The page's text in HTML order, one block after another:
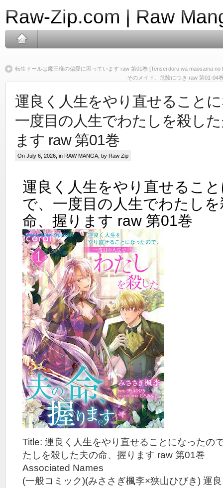
Raw-Zip.com | Raw
転生ドールは魔王様の偏愛に困っています raw 第01巻 [Tensei doru wa maosama no
そのメイド、危険につき raw 第01-04
運良く人生をやり直せること
一度目の人生でわたしを殺し
ます raw 第01巻
On July 6, 2026, in RAW MANGA , by Raw Zip
運良く人生をやり直せるこ
で、一度目の人生でわたし
命、握ります raw 第01巻
Title: 運良く人生をやり直せることになったの
たしを殺した夫の命、握ります raw 第01巻
Associated Names
(一般コミック)(みささぎ楓李×狭山ひびき) 運